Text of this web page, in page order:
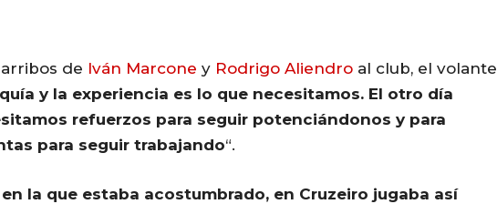
de Iván Marcone y Rodrigo Aliendro al club, el volante
y la experiencia es lo que necesitamos. El otro día
refuerzos para seguir potenciándonos y para
para seguir trabajando“.
la que estaba acostumbrado, en Cruzeiro jugaba así